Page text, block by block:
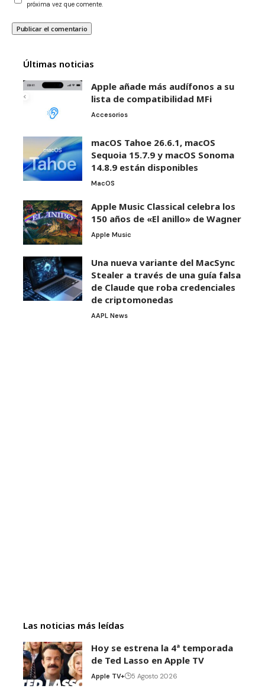
próxima vez que comente.
Últimas noticias
Apple añade más audífonos a su
lista de compatibilidad MFi
Accesorios
macOS Tahoe 26.6.1, macOS
Sequoia 15.7.9 y macOS Sonoma
14.8.9 están disponibles
MacOS
Apple Music Classical celebra los
150 años de «El anillo» de Wagner
Apple Music
Una nueva variante del MacSync
Stealer a través de una guía falsa
de Claude que roba credenciales
de criptomonedas
AAPL News
Las noticias más leídas
Hoy se estrena la 4ª temporada
de Ted Lasso en Apple TV
Apple TV+ 5 Agosto 2026